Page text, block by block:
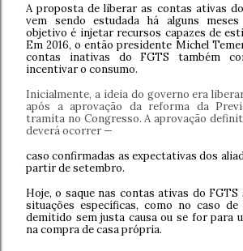
A proposta de liberar as contas ativas
vem sendo estudada há alguns
objetivo é injetar recursos capazes de
Em 2016, o então presidente Michel
contas inativas do FGTS também
incentivar o consumo.
Inicialmente, a ideia do governo era
após a aprovação da reforma da
tramita no Congresso. A aprovação
deverá ocorrer —
caso confirmadas as expectativas dos
partir de setembro.
Hoje, o saque nas contas ativas do
situações específicas, como no caso
demitido sem justa causa ou se for para
na compra de casa própria.